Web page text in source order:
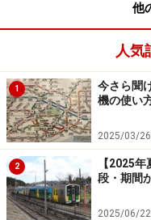
他
人気
1
今さら聞
機の使い
2025/03/26
2
【2025
段・期間
2025/06/22